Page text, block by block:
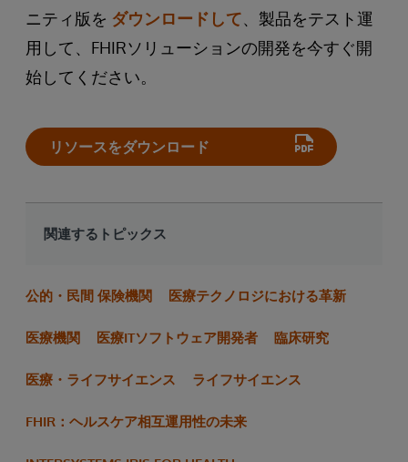
ニティ版を ダウンロードして、製品をテスト運
用して、FHIRソリューションの開発を今すぐ開
始してください。
リソースをダウンロード
関連するトピックス
公的・民間 保険機関 医療テクノロジにおける革新
医療機関 医療ITソフトウェア開発者 臨床研究
医療・ライフサイエンス ライフサイエンス
FHIR：ヘルスケア相互運用性の未来